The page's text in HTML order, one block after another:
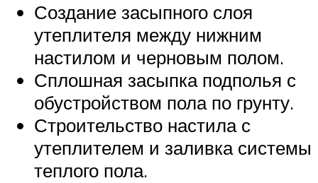
Создание засыпного слоя
утеплителя между нижним
настилом и черновым полом.
Сплошная засыпка подполья с
обустройством пола по грунту.
Строительство настила с
утеплителем и заливка системы
теплого пола.